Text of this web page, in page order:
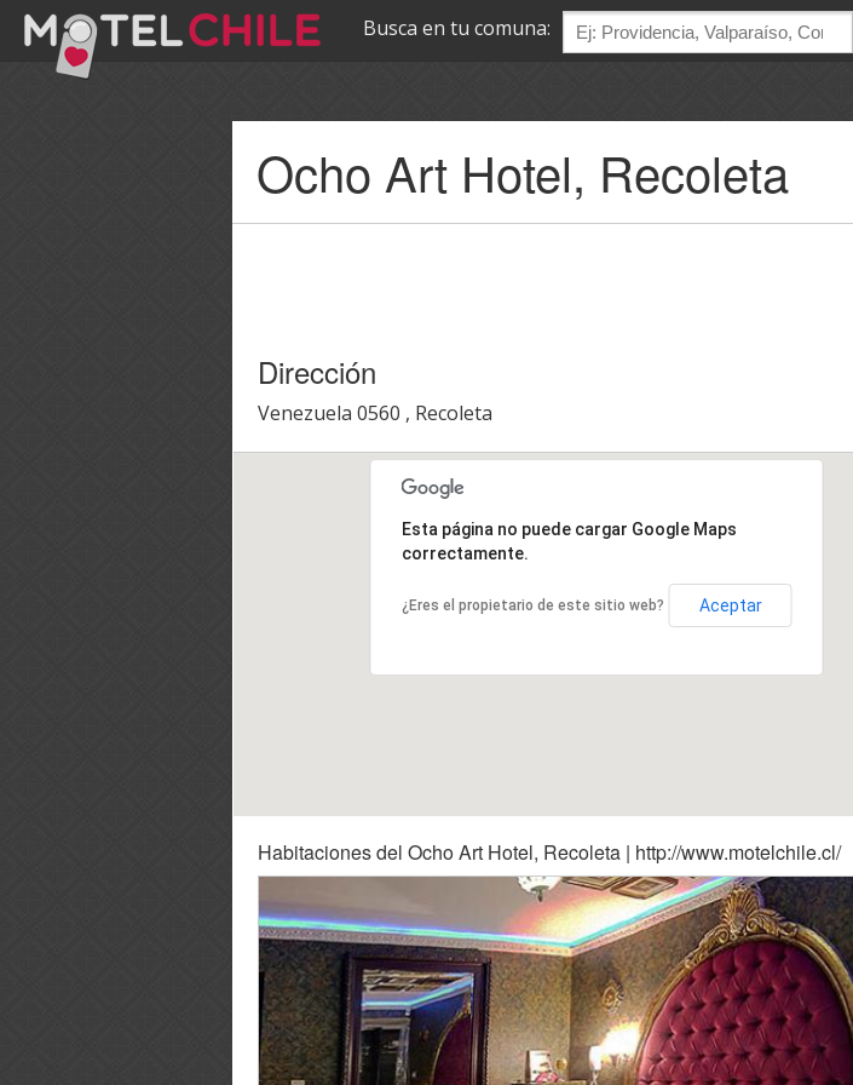
Busca en tu comuna:
contenido
principal
Ocho Art Hotel, Recoleta
Dirección
Venezuela 0560 , Recoleta
Esta página no puede cargar Google Maps
correctamente.
¿Eres el propietario de este sitio web? Aceptar
Habitaciones del Ocho Art Hotel, Recoleta | http://www.motelchile.cl/